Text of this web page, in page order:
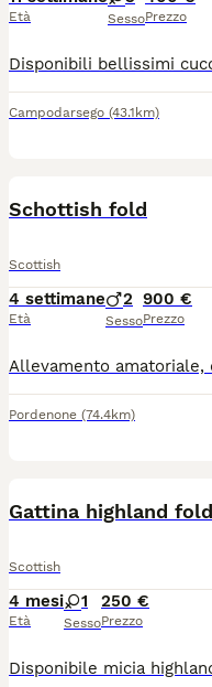
Età SessoPrezzo
Campodarsego (43.1km)
Schottish fold
Scottish
4 settimane
Età
2
Sesso
900 €
Prezzo
Pordenone (74.4km)
Gattina highland fold
Scottish
4 mesi
Età
1
Sesso
250 €
Prezzo